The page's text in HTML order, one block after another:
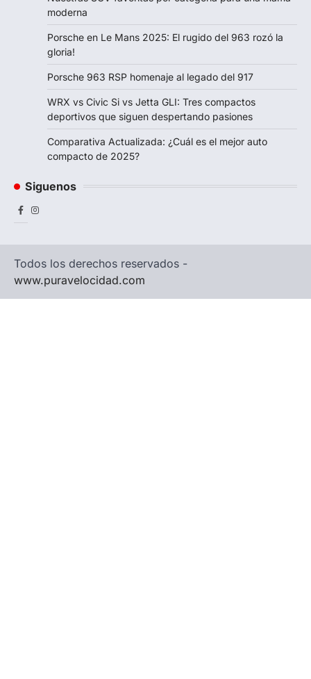
moderna
Porsche en Le Mans 2025: El rugido del 963 rozó la
gloria!
Porsche 963 RSP homenaje al legado del 917
WRX vs Civic Si vs Jetta GLI: Tres compactos
deportivos que siguen despertando pasiones
Comparativa Actualizada: ¿Cuál es el mejor auto
compacto de 2025?
Siguenos
Facebook
Instagram
Todos los derechos reservados -
www.puravelocidad.com